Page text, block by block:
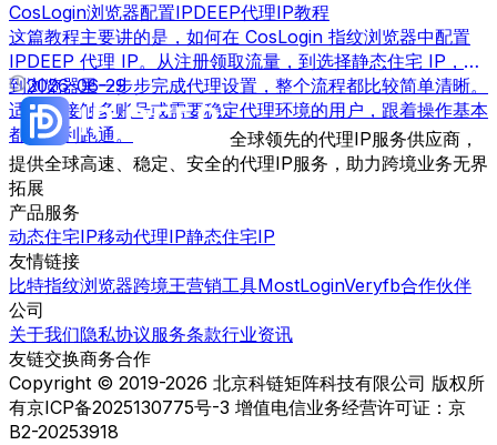
CosLogin浏览器配置IPDEEP代理IP教程
这篇教程主要讲的是，如何在 CosLogin 指纹浏览器中配置
IPDEEP 代理 IP。从注册领取流量，到选择静态住宅 IP，再
到浏览器里一步步完成代理设置，整个流程都比较简单清晰。
适合刚接触多账号或需要稳定代理环境的用户，跟着操作基本
都能顺利跑通。
2026-06-29
全球领先的代理IP服务供应商，
提供全球高速、稳定、安全的代理IP服务，助力跨境业务无界
拓展
产品服务
动态住宅IP移动代理IP静态住宅IP
友情链接
比特指纹浏览器跨境王营销工具MostLoginVeryfb合作伙伴
公司
关于我们隐私协议服务条款行业资讯
友链交换商务合作
Copyright © 2019-2026 北京科链矩阵科技有限公司 版权所
有京ICP备2025130775号-3 增值电信业务经营许可证：京
B2-20253918